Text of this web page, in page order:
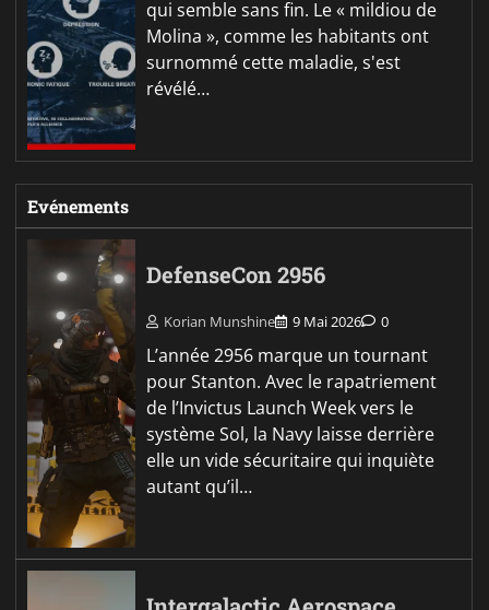
qui semble sans fin. Le « mildiou de
Molina », comme les habitants ont
surnommé cette maladie, s'est
révélé…
Evénements
DefenseCon 2956
Korian Munshine 9 Mai 2026 0
L’année 2956 marque un tournant
pour Stanton. Avec le rapatriement
de l’Invictus Launch Week vers le
système Sol, la Navy laisse derrière
elle un vide sécuritaire qui inquiète
autant qu’il…